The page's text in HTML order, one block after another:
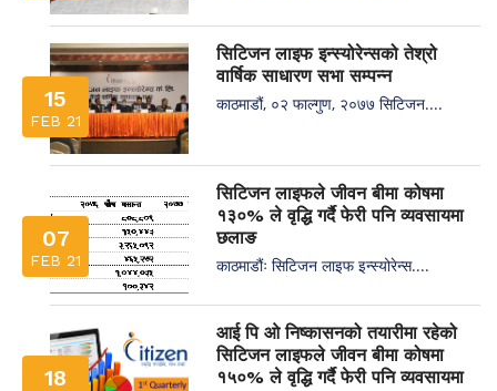
15
FEB 21
सिटिजन लाइफ इन्स्योरेन्सको तेश्रो
वार्षिक साधारण सभा सम्पन्न
काठमाडौं, ०२ फाल्गुण, २०७७ सिटिजन....
07
FEB 21
सिटिजन लाइफले जीवन बीमा कोषमा
१३०% ले वृद्धि गर्दै फेरी पनि व्यवसायमा
छलाङ
काठमाडौंः सिटिजन लाइफ इन्स्योरेन्स....
18
आई पि ओ निष्कासनको तयारीमा रहेको
सिटिजन लाइफले जीवन बीमा कोषमा
१५०% ले वृद्धि गर्दै फेरी पनि व्यवसायमा